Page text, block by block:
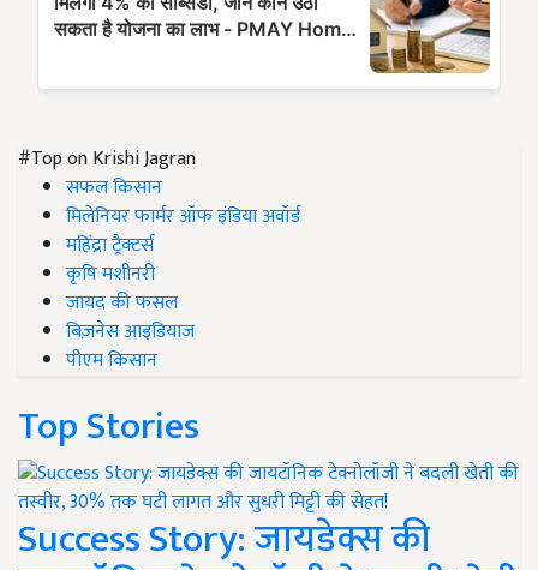
#Top on Krishi Jagran
सफल किसान
मिलेनियर फार्मर ऑफ इंडिया अवॉर्ड
महिंद्रा ट्रैक्टर्स
कृषि मशीनरी
जायद की फसल
बिज़नेस आइडियाज
पीएम किसान
Top Stories
Success Story: जायडेक्स की